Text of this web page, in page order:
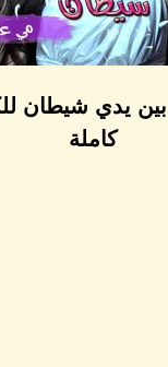
يدي شيطان
كاملة